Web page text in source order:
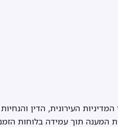
תוך עמידה בלוחות